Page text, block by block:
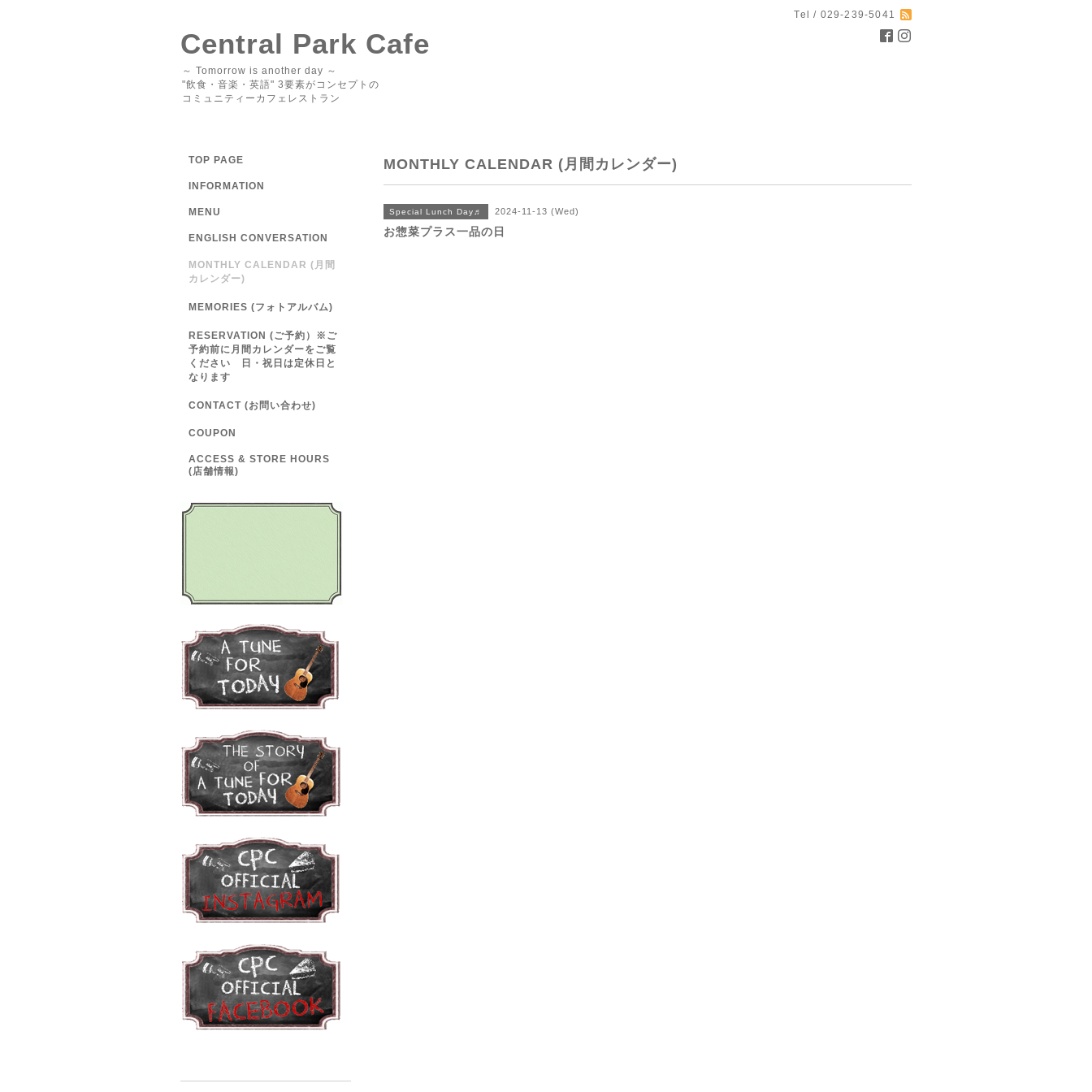
Tel / 029-239-5041
Central Park Cafe
～ Tomorrow is another day ～
"飲食・音楽・英語" 3要素がコンセプトの
コミュニティーカフェレストラン
MONTHLY CALENDAR (月間カレンダー)
Special Lunch Day♬ 2024-11-13 (Wed)
お惣菜プラス一品の日
TOP PAGE
INFORMATION
MENU
ENGLISH CONVERSATION
MONTHLY CALENDAR (月間
カレンダー)
MEMORIES (フォトアルバム)
RESERVATION (ご予約）※ご
予約前に月間カレンダーをご覧
ください 日・祝日は定休日と
なります
CONTACT (お問い合わせ)
COUPON
ACCESS & STORE HOURS
(店舗情報)